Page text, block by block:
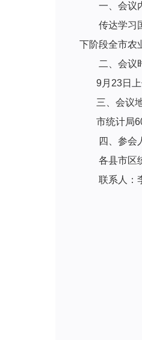
一、会议
传达学习
下阶段全市农
二、会议
9月23日上
三、会议
市统计局
四、参会
各县市区
联系人：